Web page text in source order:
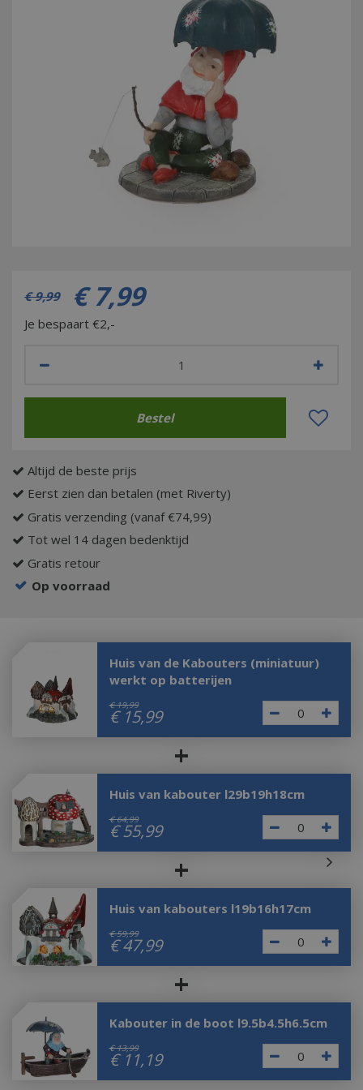
€ 9,99 € 7,99
Je bespaart €2,-
Altijd de beste prijs
Eerst zien dan betalen (met Riverty)
Gratis verzending (vanaf €74,99)
Tot wel 14 dagen bedenktijd
Gratis retour
Op voorraad
Huis van de Kabouters (miniatuur)
werkt op batterijen
€ 19,99
€ 15,99
+
Huis van kabouter l29b19h18cm
€ 64,99
€ 55,99
+
Huis van kabouters l19b16h17cm
€ 59,99
€ 47,99
+
Kabouter in de boot l9.5b4.5h6.5cm
€ 13,99
€ 11, 19